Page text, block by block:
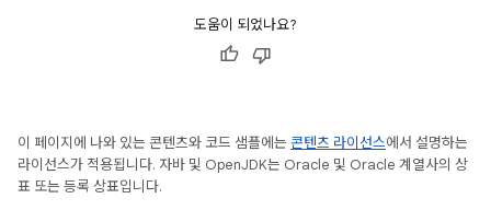
도움이 되었나요?
이 페이지에 나와 있는 콘텐츠와 코드 샘플에는 콘텐츠 라이선스에서 설명하는
라이선스가 적용됩니다. 자바 및 OpenJDK는 Oracle 및 Oracle 계열사의 상
표 또는 등록 상표입니다.